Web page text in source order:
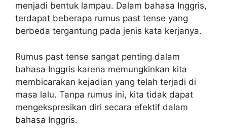
menjadi bentuk lampau. Dalam bahasa Inggris,
terdapat beberapa rumus past tense yang
berbeda tergantung pada jenis kata kerjanya.
Rumus past tense sangat penting dalam
bahasa Inggris karena memungkinkan kita
membicarakan kejadian yang telah terjadi di
masa lalu. Tanpa rumus ini, kita tidak dapat
mengekspresikan diri secara efektif dalam
bahasa Inggris.